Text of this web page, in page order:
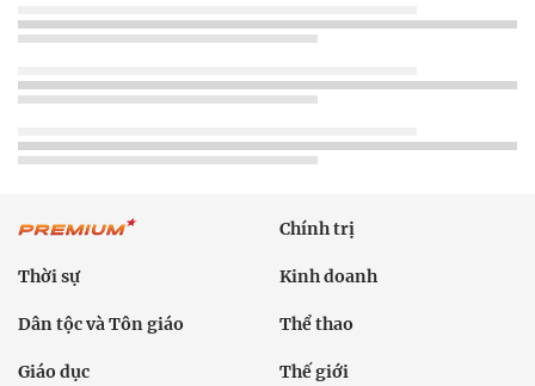
Chính trị
Thời sự Kinh doanh
Dân tộc và Tôn giáo Thể thao
Giáo dục Thế giới